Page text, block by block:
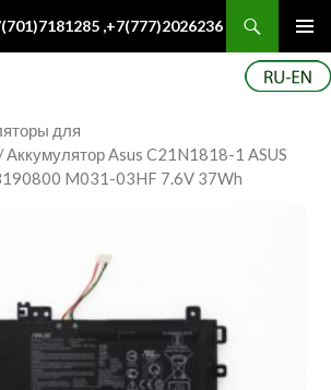
,+7(777)2026236
для
/ Аккумулятор Asus C21N1818-1 ASUS
M031-03HF 7.6V 37Wh